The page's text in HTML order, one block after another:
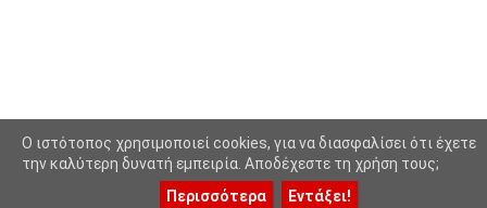
Πολιτική (8804)
Πολιτισμός Και Τέχνες
O ιστότοπος χρησιμοποιεί cookies, για να διασφαλίσει ότι έχετε
την καλύτερη δυνατή εμπειρία. Αποδέχεστε τη χρήση τους;
Περισσότερα
Εντάξει!